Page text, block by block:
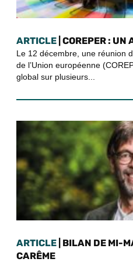
ARTICLE | COREPER :
Le 12 décembre, une réunion
de l’Union européenne
global sur plusieurs...
ARTICLE | BILAN DE MI-
CARÊME